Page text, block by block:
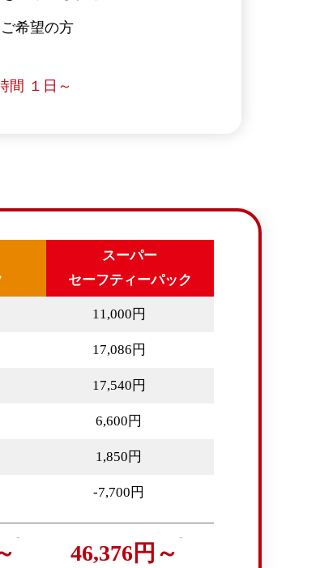
希望の方
間 １日～
スーパー
セーフティーパック
11,000円
17,086円
17,540円
6,600円
1,850円
-7,700円
46,376円～